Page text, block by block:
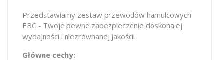
Przedstawiamy zestaw przewodów hamulcowych
EBC - Twoje pewne zabezpieczenie doskonałej
wydajności i niezrównanej jakości!
Główne cechy: